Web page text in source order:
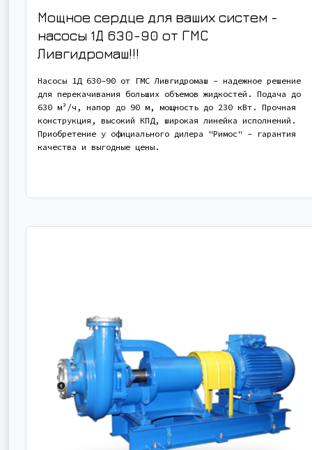
Мощное сердце для ваших систем -
насосы 1Д 630-90 от ГМС
Ливгидромаш!!!
Насосы 1Д 630-90 от ГМС Ливгидромаш - надежное решение
для перекачивания больших объемов жидкостей. Подача до
630 м³/ч, напор до 90 м, мощность до 230 кВт. Прочная
конструкция, высокий КПД, широкая линейка исполнений.
Приобретение у официального дилера "Римос" - гарантия
качества и выгодные цены.